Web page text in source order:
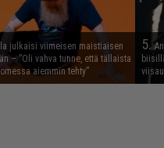
julkaisi viimeisen maistiaisen
– ”Oli vahva tunne, että tällaista
aiemmin tehty”
5.